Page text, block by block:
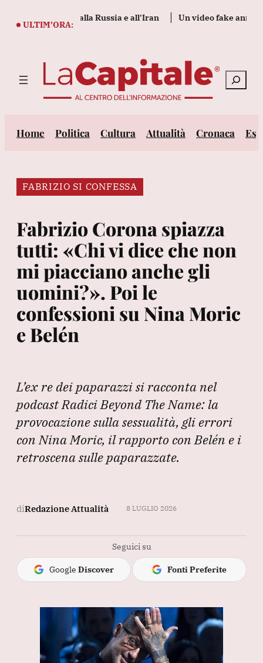
ULTIM’ORA:
sanzioni alla Russia e all'Iran Un video fake
Cerca
Home Politica Cultura Attualità Cronaca
FABRIZIO SI CONFESSA
Fabrizio Corona spiazza
tutti: «Chi vi dice che non
mi piacciano anche gli
uomini?». Poi le
confessioni su Nina Moric
e Belén
L’ex re dei paparazzi si racconta nel
podcast Radici Beyond The Name: la
provocazione sulla sessualità, gli errori
con Nina Moric, il rapporto con Belén e i
retroscena sulle paparazzate.
diRedazione Attualità 8 LUGLIO 2026
Seguici su
Google Discover Fonti Preferite